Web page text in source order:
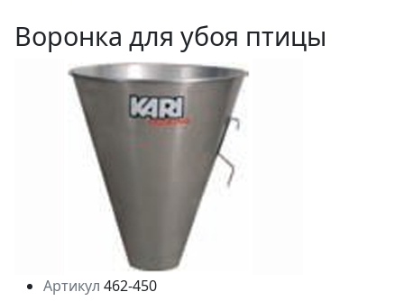
Воронка для убоя птицы
Артикул 462-450